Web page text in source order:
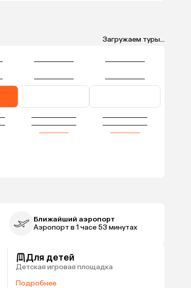
Загружаем туры...
Ближайший аэропорт
Аэропорт в 1 часе 53 минутах
Для детей
Детская игровая площадка
Подробнее